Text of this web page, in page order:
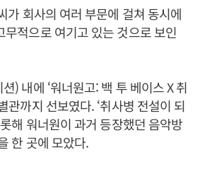
가 회사의 여러 부문에 걸쳐 동시에
무적으로 여기고 있는 것으로 보인
) 내에 ‘워너원고: 백 투 베이스 X 취
관까지 선보였다. ‘취사병 전설이 되
롯해 워너원이 과거 등장했던 음악방
한 곳에 모았다.